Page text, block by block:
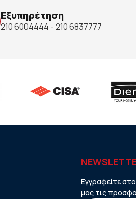
Εξυπηρέτηση
210 6004444 - 210 6837777
Εγγραφείτε
μας τις